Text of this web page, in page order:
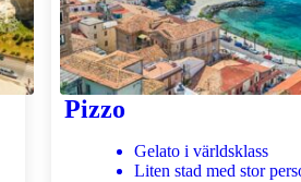
Pizzo
Gelato i världsklass
Liten stad med stor